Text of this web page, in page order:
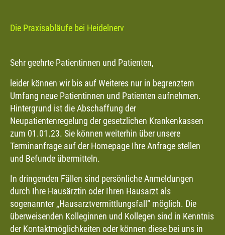
Die Praxisabläufe bei Heidelnerv
Sehr geehrte Patientinnen und Patienten,
leider können wir bis auf Weiteres nur in begrenztem
Umfang neue Patientinnen und Patienten aufnehmen.
Hintergrund ist die Abschaffung der
Neupatientenregelung der gesetzlichen Krankenkassen
zum 01.01.23. Sie können weiterhin über unsere
Terminanfrage auf der Homepage Ihre Anfrage stellen
und Befunde übermitteln.
In dringenden Fällen sind persönliche Anmeldungen
durch Ihre Hausärztin oder Ihren Hausarzt als
sogenannter „Hausarztvermittlungsfall“ möglich. Die
überweisenden Kolleginnen und Kollegen sind in Kenntnis
der Kontaktmöglichkeiten oder können diese bei uns in